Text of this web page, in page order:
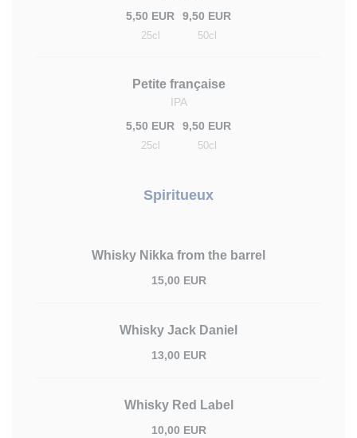
5,50 EUR
25cl
9,50 EUR
50cl
Petite française
IPA
5,50 EUR
25cl
9,50 EUR
50cl
Spiritueux
Whisky Nikka from the barrel
15,00 EUR
Whisky Jack Daniel
13,00 EUR
Whisky Red Label
10,00 EUR